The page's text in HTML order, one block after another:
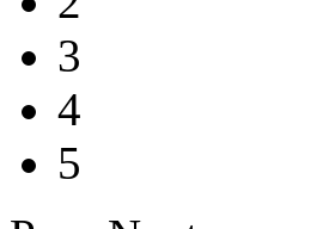
3
4
5